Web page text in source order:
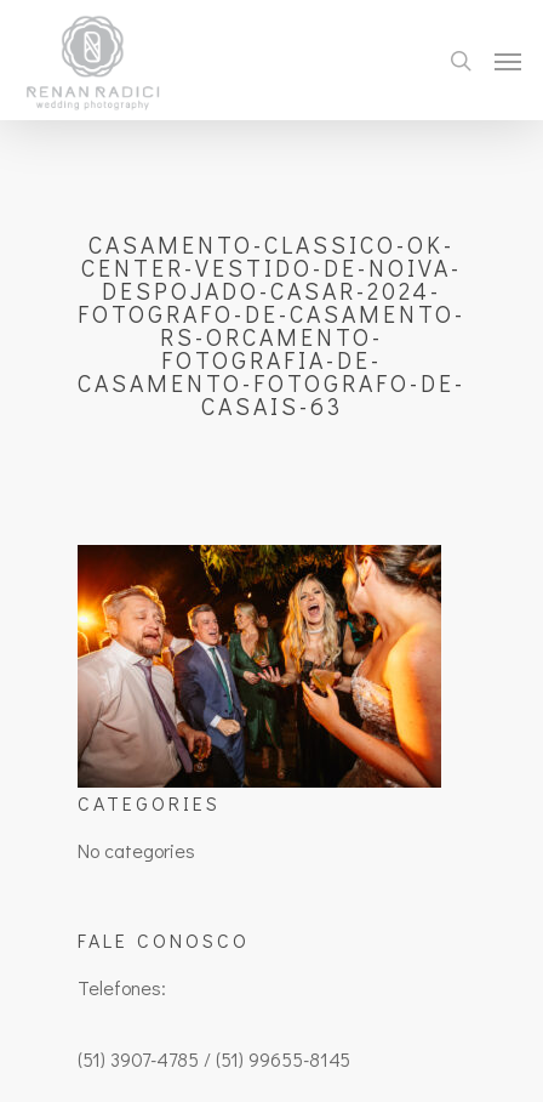
CASAMENTO-CLASSICO-OK-
CENTER-VESTIDO-DE-NOIVA-
DESPOJADO-CASAR-2024-
FOTOGRAFO-DE-CASAMENTO-
RS-ORCAMENTO-
FOTOGRAFIA-DE-
CASAMENTO-FOTOGRAFO-DE-
CASAIS-63
CATEGORIES
No categories
FALE CONOSCO
Telefones:
(51) 3907-4785 / (51) 99655-8145